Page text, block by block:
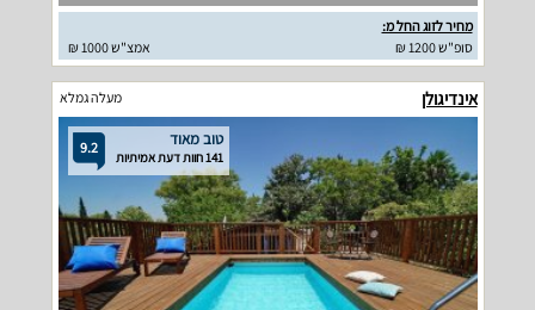
מחיר לזוג החל מ:
סופ"ש 1200 ₪
אמצ"ש 1000 ₪
אינדיגולן מעלה גמלא
9.2 טוב מאוד
141 חוות דעת אמיתיות